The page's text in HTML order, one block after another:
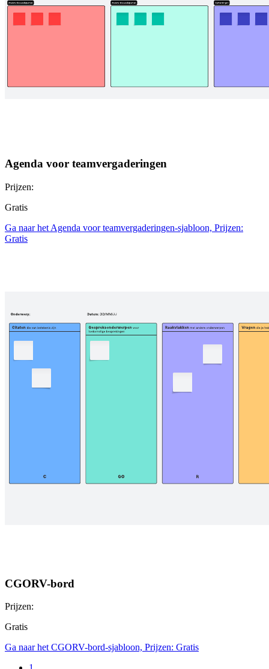
Agenda voor teamvergaderingen
Prijzen:
Gratis
Ga naar het Agenda voor teamvergaderingen-sjabloon, Prijzen:
Gratis
CGORV-bord
Prijzen:
Gratis
Ga naar het CGORV-bord-sjabloon, Prijzen: Gratis